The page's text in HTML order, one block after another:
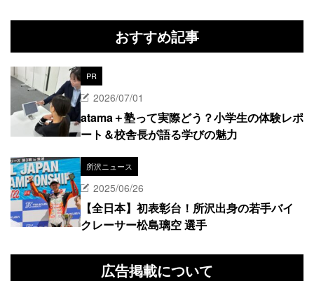
おすすめ記事
PR
2026/07/01
atama＋塾って実際どう？小学生の体験レポ
ート＆校舎長が語る学びの魅力
所沢ニュース
2025/06/26
【全日本】初表彰台！所沢出身の若手バイ
クレーサー松島璃空 選手
広告掲載について